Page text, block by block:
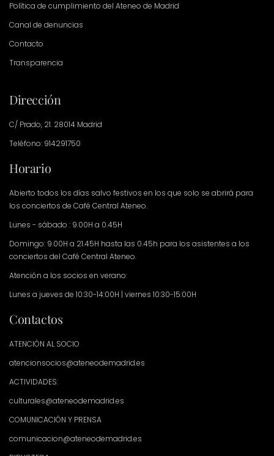
Política de cumplimiento del Ateneo de Madrid
Canal de denuncias
Contacto
Transparencia
Dirección
C/ Prado, 21. 28014 Madrid
Teléfono: 914291750
Horario
Abierto todos los días salvo festivos en los que solo se abrirá para
los conciertos de Café Central Ateneo.
Lunes - sábado : 9.00H a 0.45H
Domingo: 9.00H a 21.45H hasta las 0.45h para los asistentes a los
conciertos del Café Central Ateneo.
Atención a los socios en verano:
Lunes a jueves de 10:30-14:00H | viernes 10:30-15:00H
Contactos
ATENCIÓN AL SOCIO
atencionsocios@ateneodemadrid.es
ACTIVIDADES:
culturales@ateneodemadrid.es
COMUNICACIÓN Y PRENSA
comunicacion@ateneodemadrid.es